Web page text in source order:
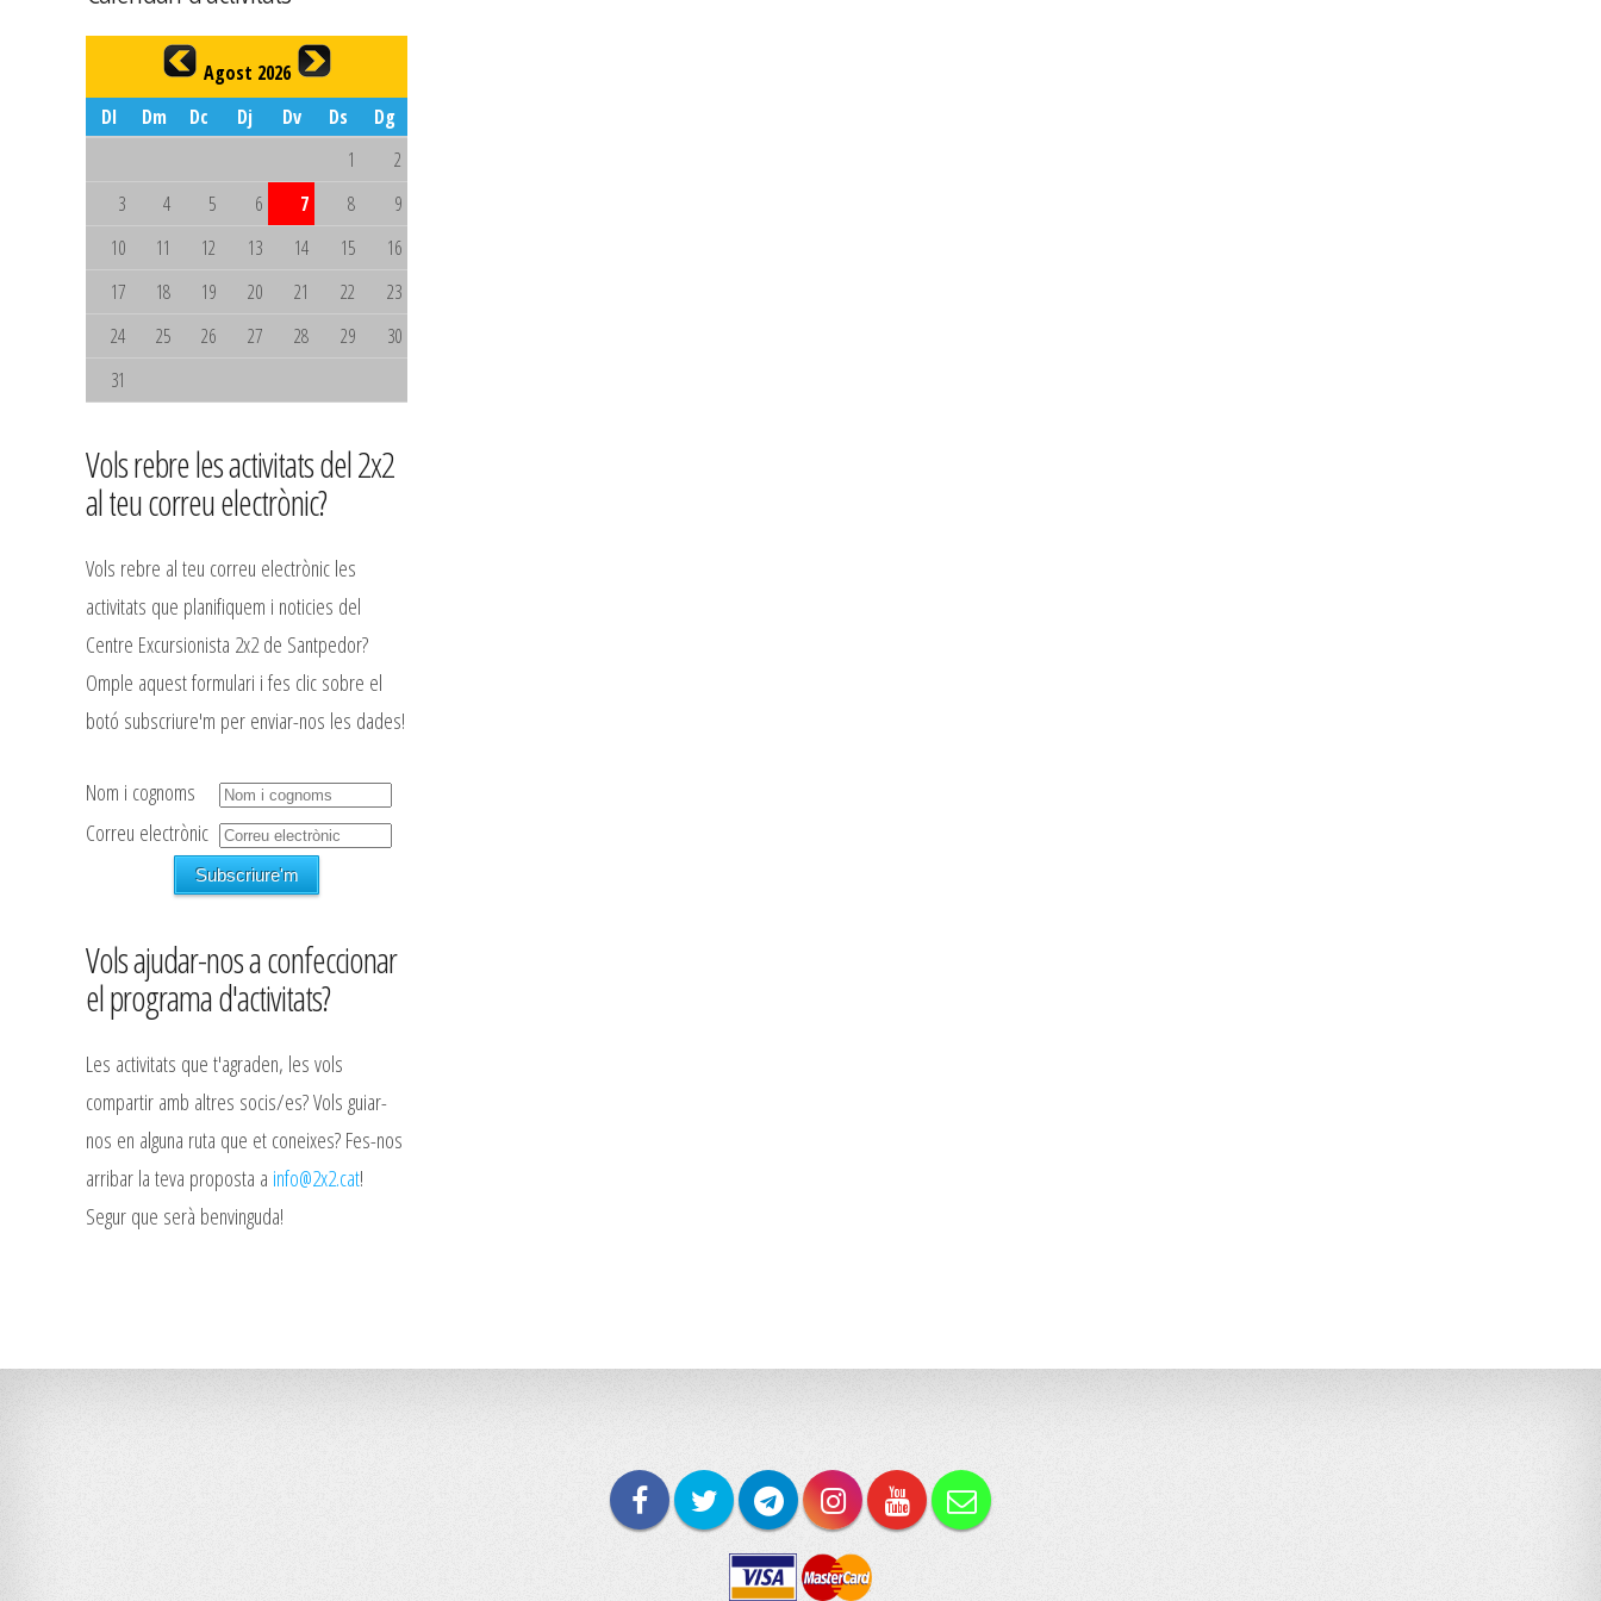
Agost 2026
Dl
Dm Dc Dj Dv Ds
Dg
1
2
3
4 5 6 7 8
9
10
11 12 13 14 15
16
17
18 19 20 21 22
23
24
25 26 27 28 29
30
31
Vols rebre les activitats del 2x2
al teu correu electrònic?
Vols rebre al teu correu electrònic les
activitats que planifiquem i noticies del
Centre Excursionista 2x2 de Santpedor?
Omple aquest formulari i fes clic sobre el
botó subscriure'm per enviar-nos les dades!
Nom i cognoms
Correu electrònic
Vols ajudar-nos a confeccionar
el programa d'activitats?
Les activitats que t'agraden, les vols
compartir amb altres socis/es? Vols guiar-
nos en alguna ruta que et coneixes? Fes-nos
arribar la teva proposta a info@2x2.cat!
Segur que serà benvinguda!